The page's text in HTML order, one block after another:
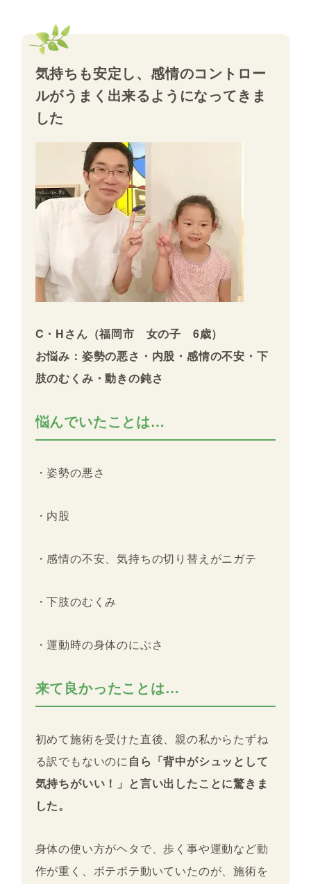
気持ちも安定し、感情のコントロー
ルがうまく出来るようになってきま
した
C・Hさん（福岡市 女の子 6歳）
お悩み：姿勢の悪さ・内股・感情の不安・下
肢のむくみ・動きの鈍さ
悩んでいたことは…
・姿勢の悪さ
・内股
・感情の不安、気持ちの切り替えがニガテ
・下肢のむくみ
・運動時の身体のにぶさ
来て良かったことは…
初めて施術を受けた直後、親の私からたずね
る訳でもないのに自ら「背中がシュッとして
気持ちがいい！」と言い出したことに驚きま
した。
身体の使い方がヘタで、歩く事や運動など動
作が重く、ボテボテ動いていたのが、施術を